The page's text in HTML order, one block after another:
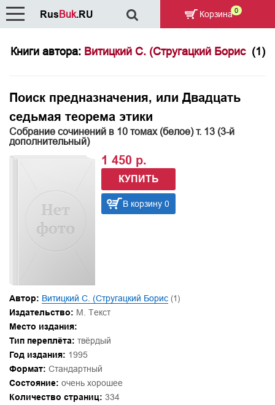
Книги автора: Витицкий С. (Стругацкий Борис (1)
Поиск предназначения, или Двадцать
седьмая теорема этики
Собрание сочинений в 10 томах (белое) т. 13 (3-й
дополнительный)
1 450 р.
КУПИТЬ
В корзину 0
Автор: Витицкий С. (Стругацкий Борис (1)
Издательство: М. Текст
Место издания:
Тип переплёта: твёрдый
Год издания: 1995
Формат: Стандартный
Состояние: очень хорошее
Количество страниц: 334
RusBuk.RU Корзина 0